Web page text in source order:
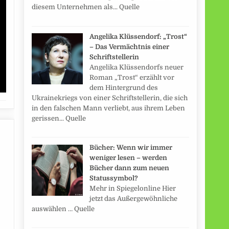
diesem Unternehmen als... Quelle
Angelika Klüssendorf: „Trost“
– Das Vermächtnis einer
Schriftstellerin
Angelika Klüssendorfs neuer
Roman „Trost“ erzählt vor
dem Hintergrund des
Ukrainekriegs von einer Schriftstellerin, die sich
in den falschen Mann verliebt, aus ihrem Leben
gerissen... Quelle
Bücher: Wenn wir immer
weniger lesen – werden
Bücher dann zum neuen
Statussymbol?
Mehr in Spiegelonline Hier
jetzt das Außergewöhnliche
auswählen … Quelle